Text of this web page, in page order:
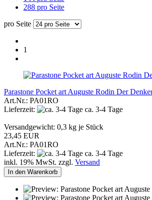
288 pro Seite
pro Seite
1
Parastone Pocket art Auguste Rodin Der
Art.Nr.: PA01RO
Lieferzeit:
ca. 3-4 Tage
Versandgewicht: 0,3 kg je Stück
23,45 EUR
Art.Nr.: PA01RO
Lieferzeit:
ca. 3-4 Tage
inkl. 19% MwSt. zzgl. Versand
In den Warenkorb